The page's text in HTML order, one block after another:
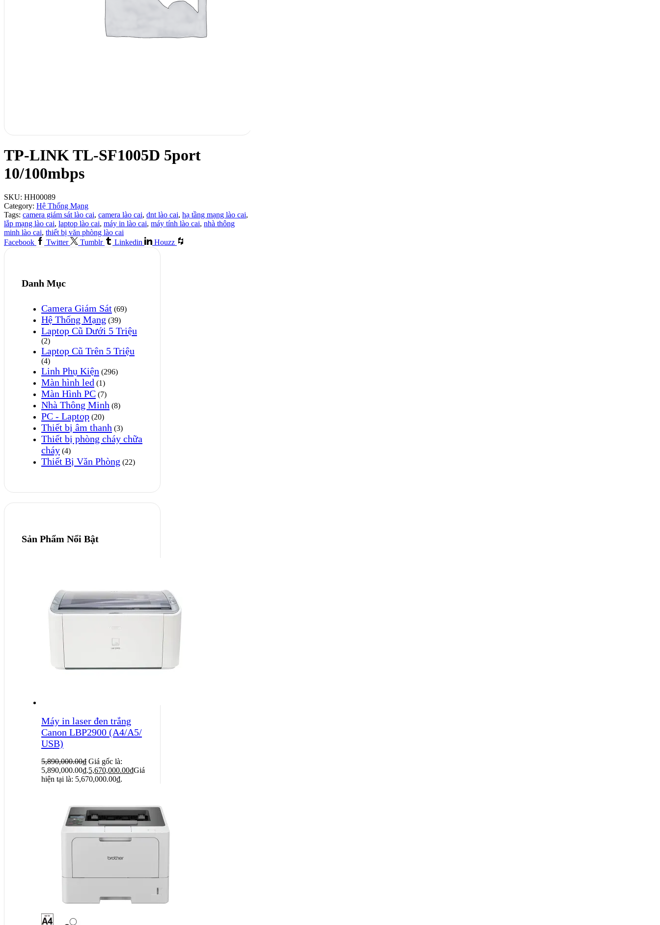
TP-LINK TL-SF1005D 5port
10/100mbps
SKU: HH00089
Category: Hệ Thống Mạng
Tags: camera giám sát lào cai, camera lào cai, dnt lào cai, hạ tầng mạng lào cai,
lắp mạng lào cai, laptop lào cai, máy in lào cai, máy tính lào cai, nhà thông
minh lào cai, thiết bị văn phòng lào cai
Facebook
Twitter Tumblr Linkedin Houzz
Danh Mục
Camera Giám Sát (69)
Hệ Thống Mạng (39)
Laptop Cũ Dưới 5 Triệu
(2)
Laptop Cũ Trên 5 Triệu
(4)
Linh Phụ Kiện (296)
Màn hình led (1)
Màn Hình PC (7)
Nhà Thông Minh (8)
PC - Laptop (20)
Thiết bị âm thanh (3)
Thiết bị phòng cháy chữa
cháy (4)
Thiết Bị Văn Phòng (22)
Sản Phẩm Nổi Bật
Máy in laser đen trắng
Canon LBP2900 (A4/A5/
USB)
5,890,000.00₫ Giá gốc là:
5,890,000.00₫.5,670,000.00₫Giá
hiện tại là: 5,670,000.00₫.